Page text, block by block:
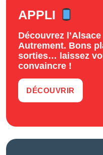
APPLI
Découvrez l’Alsace
Autrement. Bons
sorties… laissez
convaincre !
DÉCOUVRIR